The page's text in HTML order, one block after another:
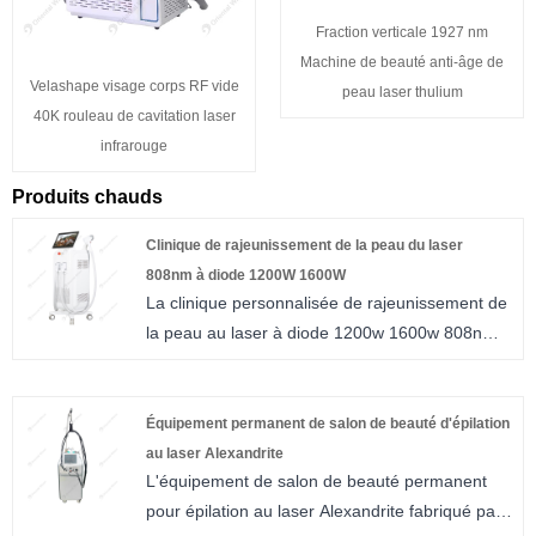
Velashape visage corps RF vide
40K rouleau de cavitation laser
infrarouge
Fraction verticale 1927 nm
Machine de beauté anti-âge de
peau laser thulium
Produits chauds
Clinique de rajeunissement de la peau du laser
808nm à diode 1200W 1600W
La clinique personnalisée de rajeunissement de
la peau au laser à diode 1200w 1600w 808nm
clinique de rajeunissement de la peau au laser
à diode 1200w 1600w 808nm est la meilleure
longueur d'onde pour l'épilation. Comparé à
l'IPL ou à l'épilation à la cire, le laser à diode
Équipement permanent de salon de beauté d'épilation
au laser Alexandrite
L'équipement de salon de beauté permanent
pour épilation au laser Alexandrite fabriqué par